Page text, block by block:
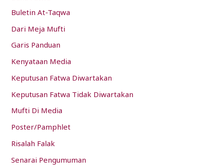
:Buletin At-Taqwa
Dari Meja Mufti
Garis Panduan
Kenyataan Media
Keputusan Fatwa Diwartakan
Keputusan Fatwa Tidak Diwartakan
Mufti Di Media
Poster/Pamphlet
Risalah Falak
Senarai Pengumuman